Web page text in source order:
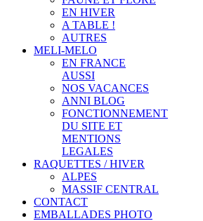
EN HIVER
A TABLE !
AUTRES
MELI-MELO
EN FRANCE
AUSSI
NOS VACANCES
ANNI BLOG
FONCTIONNEMENT
DU SITE ET
MENTIONS
LEGALES
RAQUETTES / HIVER
ALPES
MASSIF CENTRAL
CONTACT
EMBALLADES PHOTO